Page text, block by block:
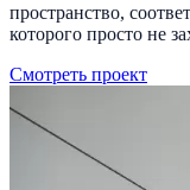
пространство,
которого просто не
Смотреть проект